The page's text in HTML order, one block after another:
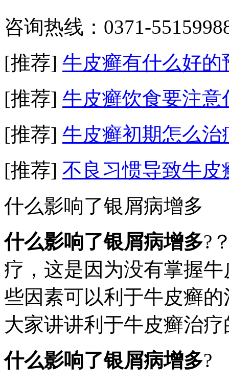
咨询热线：0371-
[推荐] 牛皮癣有什么好的
[推荐] 牛皮癣饮食要注意
[推荐] 牛皮癣初期怎么治
[推荐] 不良习惯导致牛皮
什么影响了银屑病增多
什么影响了银屑病增多?
疗，这是因为没有掌握
些因素可以利于牛皮癣
大家讲讲利于牛皮癣治
什么影响了银屑病增多?